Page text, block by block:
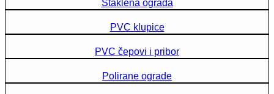
Staklena ograda
PVC klupice
PVC čepovi i pribor
Polirane ograde